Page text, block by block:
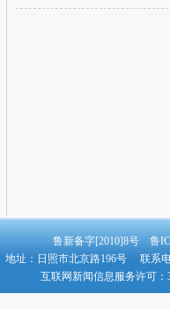
鲁新备字[2010]8号 鲁
地址：日照市北京路196号 联系
互联网新闻信息服务许可